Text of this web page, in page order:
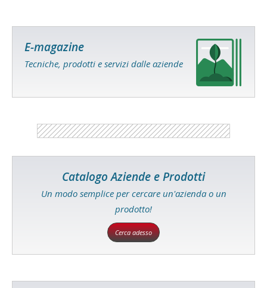
E-magazine
Tecniche, prodotti e servizi dalle aziende
Catalogo Aziende e Prodotti
Un modo semplice per cercare un'azienda o un
prodotto!
Cerca adesso